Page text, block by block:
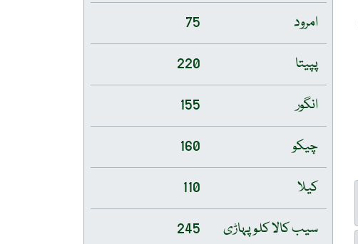
امرود
75
پپیتا
220
انگور
155
چیکو
160
کیلا
110
سیب کالا کلو پہاڑی
245